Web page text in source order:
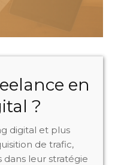
en
?
digital et plus
de trafic,
leur stratégie